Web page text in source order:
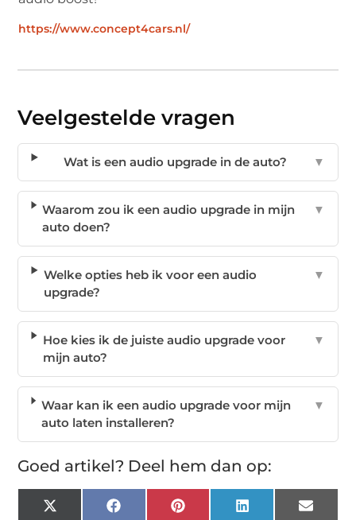
https://www.concept4cars.nl/
Veelgestelde vragen
Wat is een audio upgrade in de auto? ▼
Waarom zou ik een audio upgrade in mijn
auto doen?
▼
Welke opties heb ik voor een audio
upgrade?
▼
Hoe kies ik de juiste audio upgrade voor
mijn auto?
▼
Waar kan ik een audio upgrade voor mijn
auto laten installeren?
▼
Goed artikel? Deel hem dan op:
X Facebook Pinterest LinkedIn Email